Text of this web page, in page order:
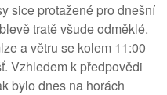
sice protažené pro dnešní
tratě všude odměklé.
a větru se kolem 11:00
Vzhledem k předpovědi
bylo dnes na horách